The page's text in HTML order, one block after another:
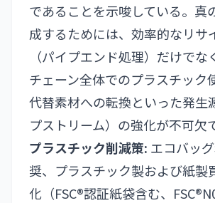
であることを示唆している。真
成するためには、効率的なリサ
（パイプエンド処理）だけでな
チェーン全体でのプラスチック
代替素材への転換といった発生
プストリーム）の強化が不可欠
プラスチック削減策: エコバッ
奨、プラスチック製および紙製
化（FSC®認証紙袋含む、